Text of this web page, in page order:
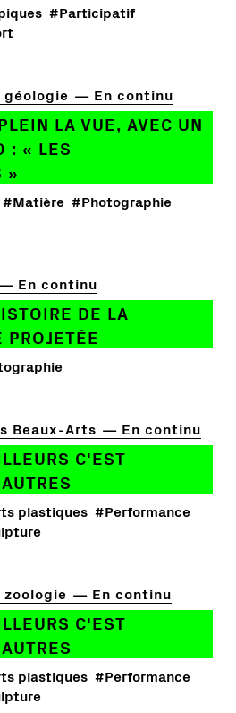
#Participatif
géologie En continu
LA VUE, AVEC UN
: « LES
»
#Matière #Photographie
En continu
DE LA
PROJETÉE
Beaux-Arts En continu
C'EST
plastiques #Performance
En continu
C'EST
plastiques #Performance